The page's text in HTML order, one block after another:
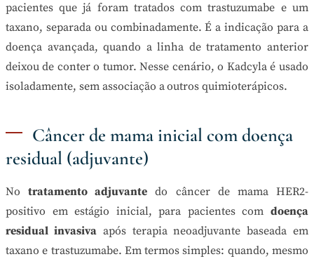
pacientes que já foram tratados com trastuzumabe e um
taxano, separada ou combinadamente. É a indicação para a
doença avançada, quando a linha de tratamento anterior
deixou de conter o tumor. Nesse cenário, o Kadcyla é usado
isoladamente, sem associação a outros quimioterápicos.
Câncer de mama inicial com doença
residual (adjuvante)
Notratamento adjuvante do câncer de mama HER2-
positivo em estágio inicial, para pacientes com doença
residual invasivaapós terapia neoadjuvante baseada em
taxano e trastuzumabe. Em termos simples: quando, mesmo